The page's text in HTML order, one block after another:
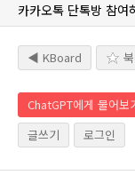
카카오톡 단톡방 참여
◀ KBoard
ChatGPT에게 물어보
글쓰기
로그인